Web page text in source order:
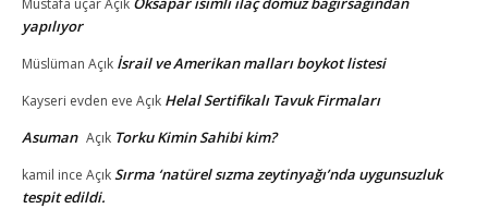
yapılıyor
Müslüman Açık İsrail ve Amerikan malları boykot listesi
Kayseri evden eve Açık Helal Sertifikalı Tavuk Firmaları
Asuman Açık Torku Kimin Sahibi kim?
kamil ince AçıkSırma ‘natürel sızma zeytinyağı’nda uygunsuzluk
tespit edildi.